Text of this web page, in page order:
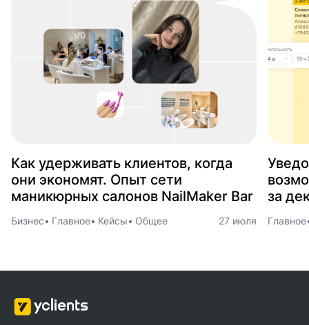
Как удерживать клиентов, когда
они экономят. Опыт сети
маникюрных салонов NailMaker Bar
Бизнес Главное Кейсы Общее 27 июля
за
Главное